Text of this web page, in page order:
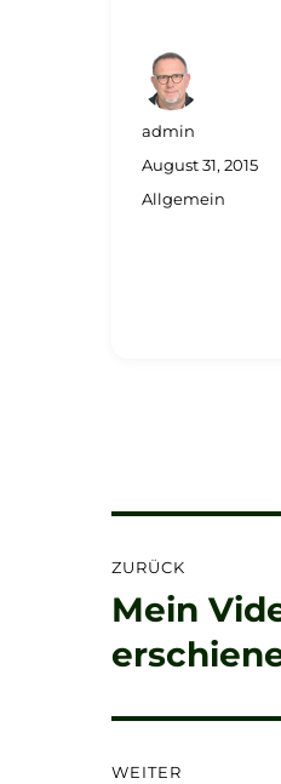
Autor
admin
Veröffentlicht
am
August 31, 2015
Kategorien
Allgemein
ZURÜCK
Vorheriger
Beitrag:
Mein
WEITER